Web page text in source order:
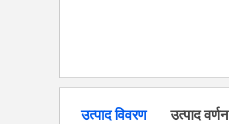
उत्पाद विवरण उत्पाद वर्णन